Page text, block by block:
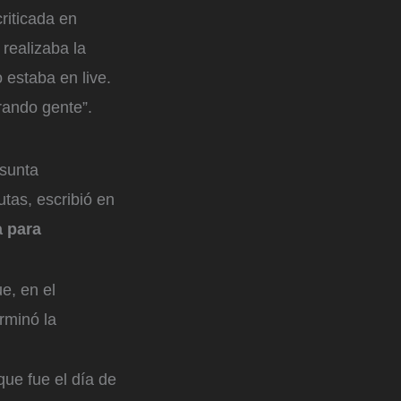
en
la
estaba en live.
gente”.
escribió en
para
en el
la
fue el día de